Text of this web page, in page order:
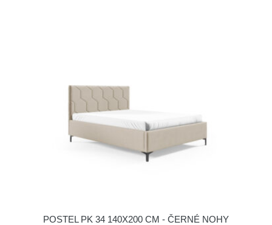
POSTEL PK 34 140X200 CM - ČERNÉ NOHY